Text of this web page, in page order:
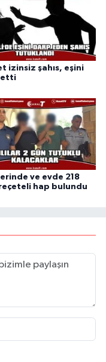
izinsiz şahıs, eşini
etti
ve evde 218
hap bulundu